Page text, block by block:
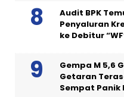
Audit BPK
Penyaluran
ke Debitur
Gempa M 5,6
Getaran
Sempat Panik